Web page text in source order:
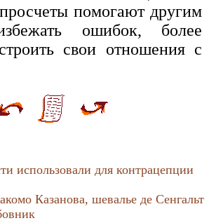
помогают другим
ошибок, более
свои отношения с
использовали для контрацепции
Казанова, шевалье де Сенгальт